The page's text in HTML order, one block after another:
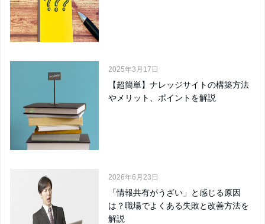
2025年3月17日
【超簡単】ナレッジサイトの構築方法
やメリット、ポイントを解説
2026年6月23日
「情報共有がうざい」と感じる原因
は？職場でよくある失敗と改善方法を
解説